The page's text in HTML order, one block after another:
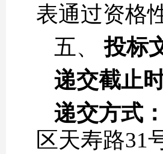
表通过资格
五、投标
递交截止
递交方式：
区天寿路31